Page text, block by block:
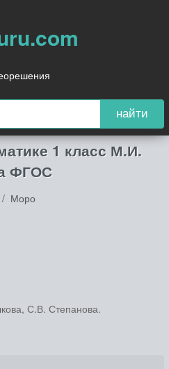
найти
1 класс М.И.
ФГОС
Моро
С.В. Степанова.